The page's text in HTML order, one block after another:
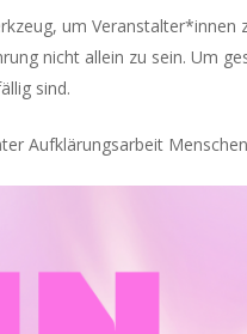
um Veranstalter*innen
nicht allein zu sein. Um
sind.
Aufklärungsarbeit